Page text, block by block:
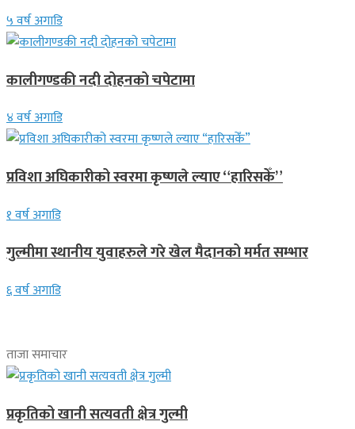
५ वर्ष अगाडि
कालीगण्डकी नदी दोहनको चपेटामा
४ वर्ष अगाडि
प्रविशा अघिकारीको स्वरमा कृष्णले ल्याए “हारिसकेँ”
१ वर्ष अगाडि
गुल्मीमा स्थानीय युवाहरुले गरे खेल मैदानको मर्मत सम्भार
६ वर्ष अगाडि
ताजा समाचार
प्रकृतिको खानी सत्यवती क्षेत्र गुल्मी